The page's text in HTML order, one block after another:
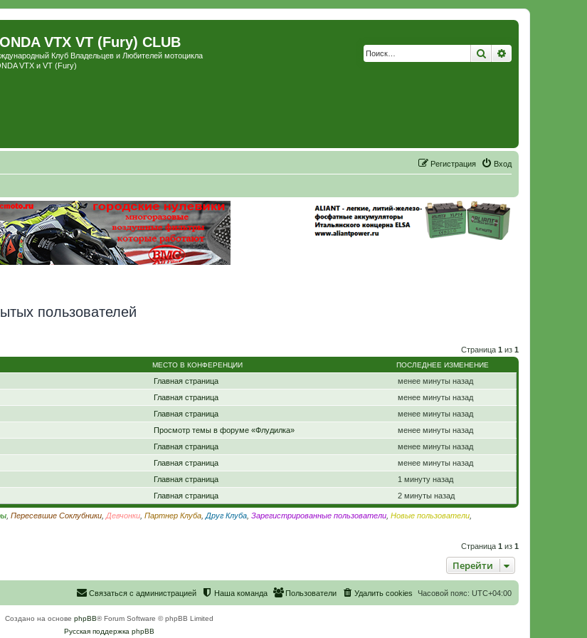
VTX VT (Fury) CLUB
Клуб Владельцев и Любителей мотоцикла
VTX и VT (Fury)
Поиск
Вход
Регистрация
пользователей
Страница 1 из 1
МЕСТО В КОНФЕРЕНЦИИ ПОСЛЕДНЕЕ ИЗМЕНЕНИЕ
Главная страница
менее минуты назад
Главная страница
менее минуты назад
Главная страница
менее минуты назад
Просмотр темы в форуме «Флудилка»
менее минуты назад
Главная страница
менее минуты назад
Главная страница
менее минуты назад
Главная страница
1 минуту назад
Главная страница 2 минуты назад
Пересевшие Соклубники Девчонки Партнер Клуба Друг Клуба Зарегистрированные пользователи Новые пользователи
Страница 1 из 1
Перейти
Часовой пояс: UTC+04:00
Удалить cookies
Пользователи
Наша команда
Связаться с администрацией
Создано на основе phpBB® Forum Software © phpBB Limited
Русская поддержка phpBB